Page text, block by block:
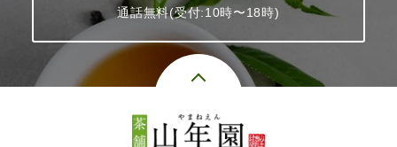
通話無料(受付:10時〜18時)